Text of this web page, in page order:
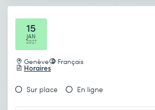
15
JAN
2027
Genève Français
Horaires
Sur place En ligne